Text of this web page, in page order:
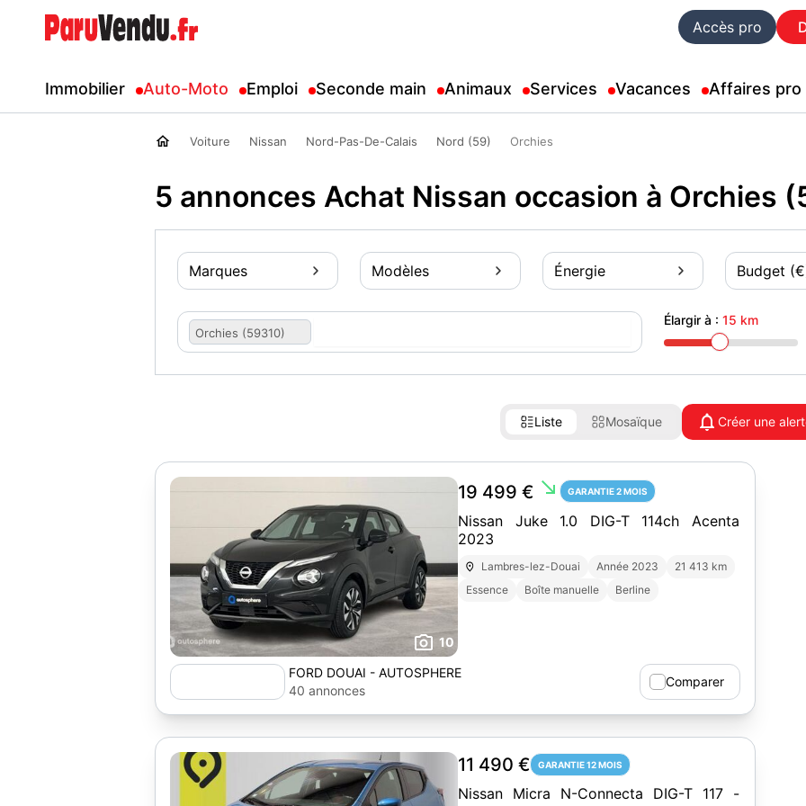
Accès pro
Immobilier Auto-Moto Emploi Seconde main Animaux Services Vacances Affaires pro
Voiture Nissan Nord-Pas-De-Calais Nord (59) Orchies
5 annonces Achat Nissan occasion à Orchies
Marques Modèles Énergie Budget
Orchies (59310)
Élargir à :15 km
Liste Mosaïque Créer une
10
19 499 € south_east GARANTIE 2 MOIS
Nissan Juke 1.0 DIG-T 114ch Acenta
2023
Lambres-lez-Douai Année 2023
21 413 km
Essence
Boîte manuelle Berline
FORD DOUAI - AUTOSPHERE
40 annonces
Comparer
11 490 € GARANTIE 12 MOIS
Nissan Micra N-Connecta DIG-T 117 -